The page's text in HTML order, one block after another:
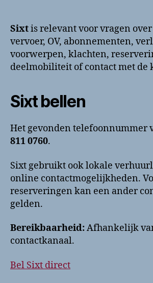
en
Sixtis relevant voor vragen
vervoer, OV, abonnementen,
voorwerpen, klachten,
deelmobiliteit of contact met de
Sixt bellen
Het gevonden telefoonnummer
811 0760.
Sixt gebruikt ook lokale
online contactmogelijkheden.
reserveringen kan een ander
gelden.
Bereikbaarheid:Afhankelijk
contactkanaal.
Bel Sixt direct